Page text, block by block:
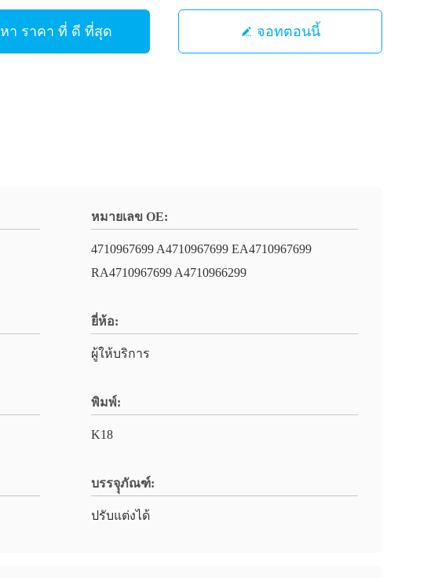
หา ราคา ที่ ดี ที่สุด จอทตอนนี้
หมายเลข OE:
4710967699 A4710967699 EA4710967699
RA4710967699 A4710966299
ยี่ห้อ:
ผู้ให้บริการ
พิมพ์:
K18
บรรจุุภัณฑ์:
ปรับแต่งได้